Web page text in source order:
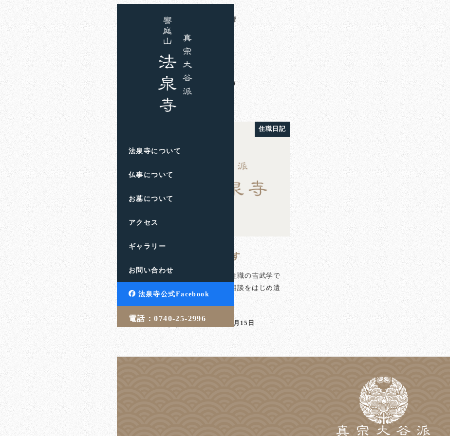
法泉寺について
仏事について
お墓について
アクセス
ギャラリー
お問い合わせ
法泉寺公式Facebook
電話：0740-25-2996
お知らせ 高山彦九郎
高山彦九郎
住職日記
縁ある人を忘れて殺す
滋賀県高島市の饗庭山法泉寺住職の吉武学で
す。人生のお悩みや終活のご相談をはじめ遺
言・相続・葬儀・埋葬 […]
吉武 学
投稿日
2023年5月15日